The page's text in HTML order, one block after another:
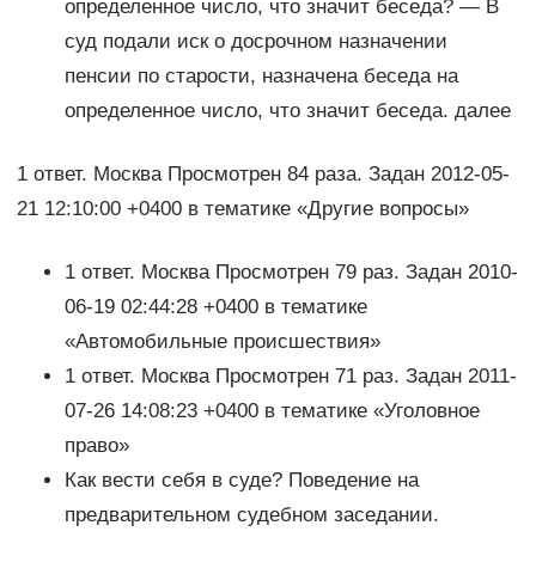
определенное число, что значит беседа? — В
суд подали иск о досрочном назначении
пенсии по старости, назначена беседа на
определенное число, что значит беседа. далее
1 ответ. Москва Просмотрен 84 раза. Задан 2012-05-
21 12:10:00 +0400 в тематике «Другие вопросы»
1 ответ. Москва Просмотрен 79 раз. Задан 2010-
06-19 02:44:28 +0400 в тематике
«Автомобильные происшествия»
1 ответ. Москва Просмотрен 71 раз. Задан 2011-
07-26 14:08:23 +0400 в тематике «Уголовное
право»
Как вести себя в суде? Поведение на
предварительном судебном заседании.